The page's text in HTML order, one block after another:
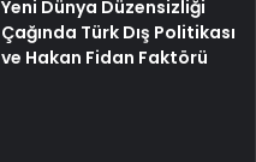
Yeni Dünya Düzensizliği
Çağında Türk Dış Politikası
ve Hakan Fidan Faktörü